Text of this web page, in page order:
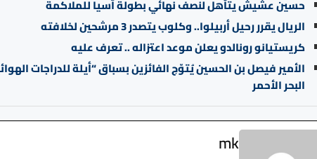
حسين عشيش يتأهل لنصف نهائي بطولة آسيا للملاكمة
الريال يقرر رحيل أربيلوا.. وكلوب يتصدر 3 مرشحين لخلافته
كريستيانو رونالدو يعلن موعد اعتزاله .. تعرف عليه
الأمير فيصل بن الحسين يُتوّج الفائزين بسباق “أيلة للدراجات
البحر الأحمر
mk